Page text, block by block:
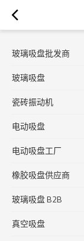
玻璃吸盘批发商
玻璃吸盘
瓷砖振动机
电动吸盘
电动吸盘工厂
橡胶吸盘供应商
玻璃吸盘 B2B
真空吸盘